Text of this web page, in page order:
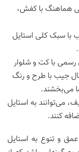
هماهنگ با کفش،
سبک کلی استایل
رسمی با کت و شلوار
جیب با طرح و رنگ
می‌بخشند.
می‌توانند به استایل
کنند.
و تنوع به استایل